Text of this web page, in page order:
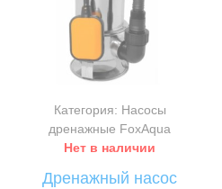
Категория: Насосы
дренажные FoxAqua
Нет в наличии
Дренажный насос